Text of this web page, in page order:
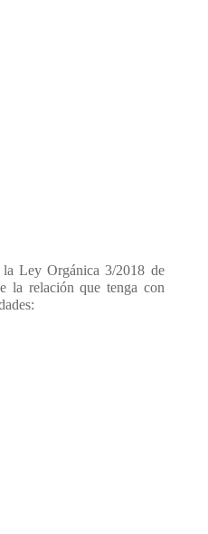
Ley Orgánica 3/2018 de
la relación que tenga con